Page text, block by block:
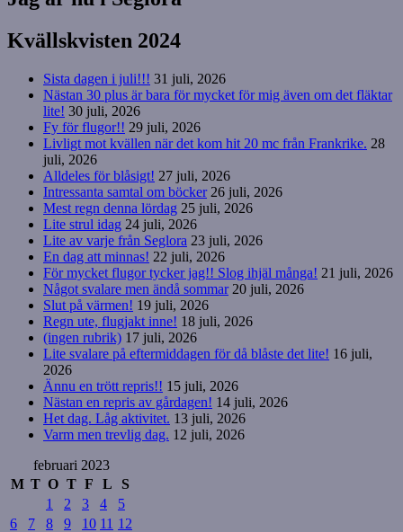
Kvällskvisten 2024
Sista dagen i juli!!! 31 juli, 2026
Nästan 30 plus är bara för mycket för mig även om det fläktar
lite! 30 juli, 2026
Fy för flugor!! 29 juli, 2026
Livligt mot kvällen när det kom hit 20 mc från Frankrike. 28
juli, 2026
Alldeles för blåsigt! 27 juli, 2026
Intressanta samtal om böcker 26 juli, 2026
Mest regn denna lördag 25 juli, 2026
Lite strul idag 24 juli, 2026
Lite av varje från Seglora 23 juli, 2026
En dag att minnas! 22 juli, 2026
För mycket flugor tycker jag!! Slog ihjäl många! 21 juli, 2026
Något svalare men ändå sommar 20 juli, 2026
Slut på värmen! 19 juli, 2026
Regn ute, flugjakt inne! 18 juli, 2026
(ingen rubrik) 17 juli, 2026
Lite svalare på eftermiddagen för då blåste det lite! 16 juli,
2026
Ännu en trött repris!! 15 juli, 2026
Nästan en repris av gårdagen! 14 juli, 2026
Het dag. Låg aktivitet. 13 juli, 2026
Varm men trevlig dag. 12 juli, 2026
februari 2023
M T O T F L
S
1
2 3 4
5
6
7 8 9 10 11 12